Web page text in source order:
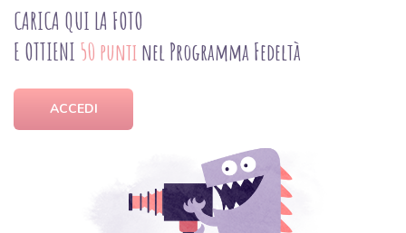
CARICA QUI LA FOTO
E OTTIENI 50 punti nel Programma Fedeltà
ACCEDI